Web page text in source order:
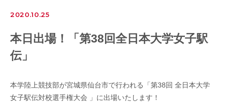
2020.10.25
本日出場！「第38回全日本大学女子駅
伝」
本学陸上競技部が宮城県仙台市で行われる「第38回 全日本大学
女子駅伝対校選手権大会 」に出場いたします！